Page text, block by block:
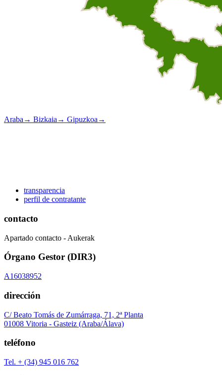
Araba → Bizkaia → Gipuzkoa →
transparencia
perfil de contratante
contacto
Apartado contacto - Aukerak
Órgano Gestor (DIR3)
A16038952
dirección
C/ Beato Tomás de Zumárraga, 71, 2ª Planta
01008 Vitoria - Gasteiz (Araba/Álava)
teléfono
Tel. + (34) 945 016 762